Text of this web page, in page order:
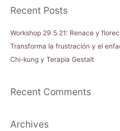
r
:
Recent Posts
Workshop 29.5.21: Renace y
Transforma la frustración y el
Chi-kung y Terapia Gestalt
Recent Comments
Archives